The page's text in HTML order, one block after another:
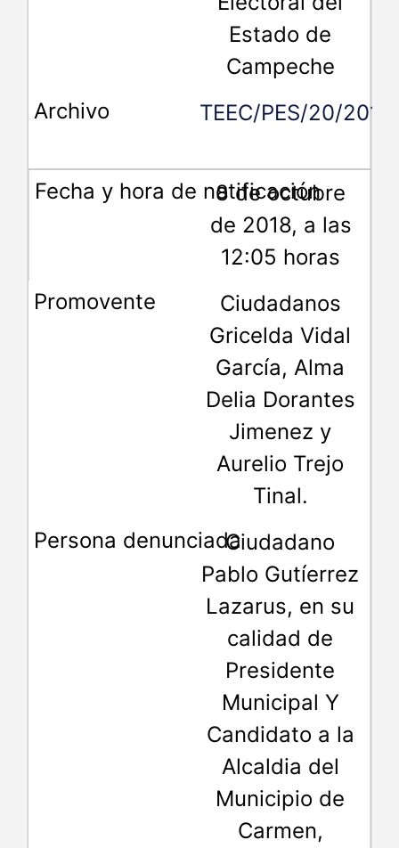
Estado de
Campeche
TEEC/PES/20/2018
8 de octubre
de 2018, a las
12:05 horas
Ciudadanos
Gricelda Vidal
García, Alma
Delia Dorantes
Jimenez y
Aurelio Trejo
Tinal.
Ciudadano
Pablo Gutíerrez
Lazarus, en su
calidad de
Presidente
Municipal Y
Candidato a la
Alcaldia del
Municipio de
Carmen,